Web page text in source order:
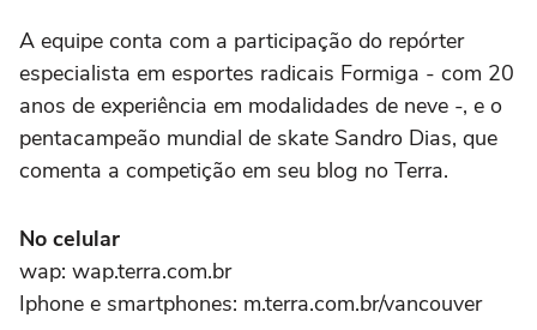
A equipe conta com a participação do repórter
especialista em esportes radicais Formiga - com 20
anos de experiência em modalidades de neve -, e o
pentacampeão mundial de skate Sandro Dias, que
comenta a competição em seu blog no Terra.
No celular
wap: wap.terra.com.br
Iphone e smartphones: m.terra.com.br/vancouver